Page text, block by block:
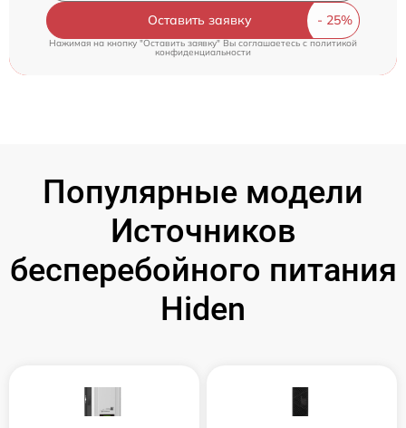
Оставить заявку
Нажимая на кнопку "Оставить заявку" Вы соглашаетесь c политикой
конфиденциальности
Популярные модели
Источников
бесперебойного питания
Hiden